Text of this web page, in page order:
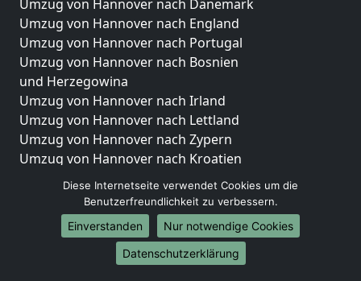
Umzug von Hannover nach Dänemark
Umzug von Hannover nach England
Umzug von Hannover nach Portugal
Umzug von Hannover nach Bosnien
und Herzegowina
Umzug von Hannover nach Irland
Umzug von Hannover nach Lettland
Umzug von Hannover nach Zypern
Umzug von Hannover nach Kroatien
Umzug von Hannover nach Estland
Umzug von Hannover nach Finnland
Umzug von Hannover nach Frankreich
Umzug von Hannover nach Griechenland
Umzug von Hannover nach Italien
Diese Internetseite verwendet Cookies um die
Benutzerfreundlichkeit zu verbessern.
Einverstanden
Nur notwendige Cookies
Datenschutzerklärung